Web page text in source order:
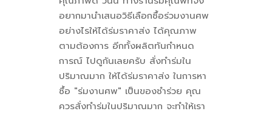
อยากมานำเสนอวิธีเลือกซื้อร่วมงานศพ
อย่างไรให้ได้ร่มราคาส่ง ได้คุณภาพ
ตามต้องการ อีกทั้งผลิตทันกำหนด
การณ์ ไปดูกันเลยครับ สั่งทำร่มใน
ปริมาณมาก ให้ได้ร่มราคาส่ง ในการหา
ซื้อ "ร่มงานศพ" เป็นของชำร่วย คุณ
ควรสั่งทำร่มในปริมาณมาก จะทำให้เรา